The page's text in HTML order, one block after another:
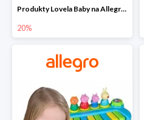
Produkty Lovela Baby na Allegro do -20%
20%